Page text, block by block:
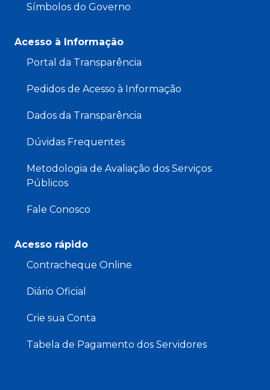
Símbolos do Governo
Acesso à Informação
Portal da Transparência
Pedidos de Acesso à Informação
Dados da Transparência
Dúvidas Frequentes
Metodologia de Avaliação dos Serviços
Públicos
Fale Conosco
Acesso rápido
Contracheque Online
Diário Oficial
Crie sua Conta
Tabela de Pagamento dos Servidores